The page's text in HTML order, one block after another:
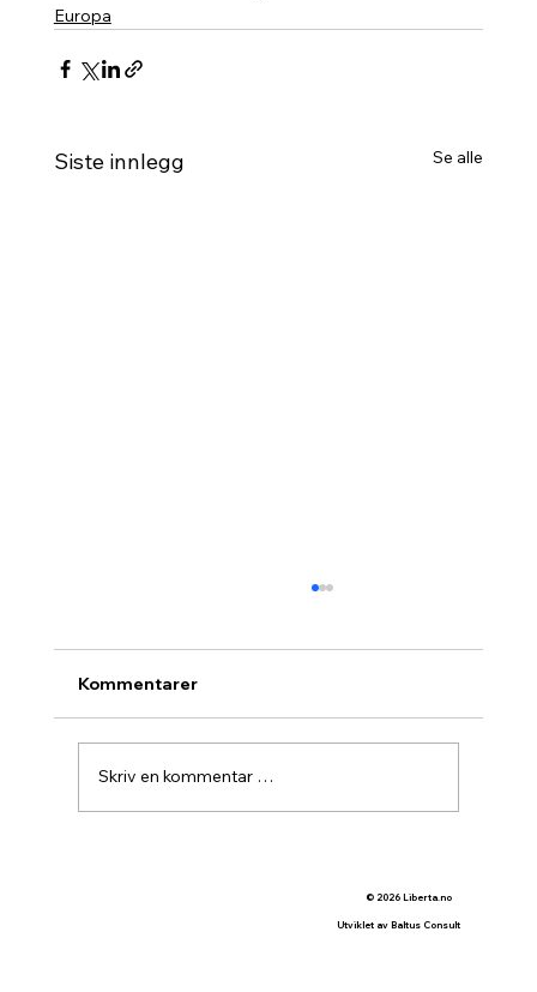
Europa
Siste innlegg Se alle
Tester Putin oss?
Kommentarer
Skriv en kommentar …
© 2026 Liberta.no
Utviklet av Baltus Consult